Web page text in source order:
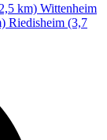
km) Wittenheim
Riedisheim (3,7